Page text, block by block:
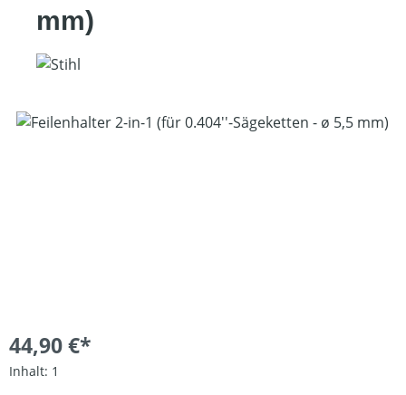
mm)
Bildergalerie überspringen
44,90 €*
Inhalt: 1